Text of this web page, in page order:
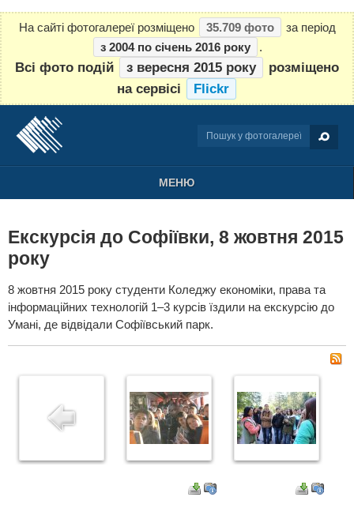
На сайті фотогалереї розміщено 35.709 фото
за період
з 2004 по січень 2016 року
.
Всі фото подій з вересня 2015 року
розміщено
на сервісі
Flickr
МЕНЮ
Екскурсія до Софіївки, 8 жовтня 2015
року
8 жовтня 2015 року студенти Коледжу економіки, права та
інформаційних технологій 1–3 курсів їздили на екскурсію до
Умані, де відвідали Софіївський парк.